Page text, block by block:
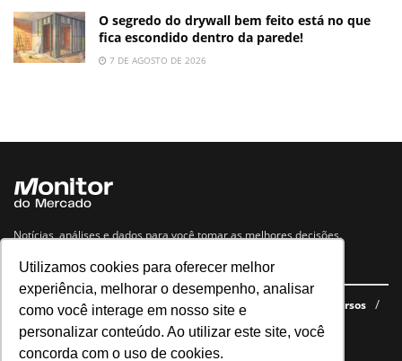
Utilizamos cookies para oferecer melhor
experiência, melhorar o desempenho, analisar
como você interage em nosso site e
personalizar conteúdo. Ao utilizar este site, você
concorda com o uso de cookies.
O segredo do drywall bem feito está no que
fica escondido dentro da parede!
7 DE AGOSTO DE 2026
Notícias, análises e dados para você tomar as melhores decisões.
Navegue no site
Últimas notícias Quem somos E-books gratuitos
Cursos
Política de privacidade